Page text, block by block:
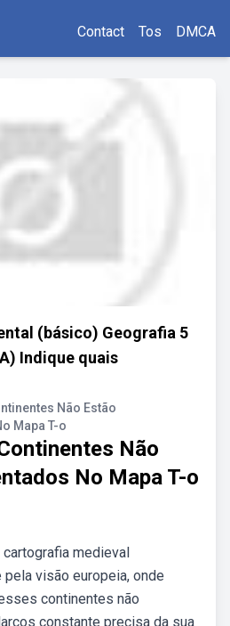
Contact Tos DMCA
(básico) Geografia 5
Indique quais
Não Estão
Mapa T-o
Não
No Mapa T-o
medieval
visão europeia, onde
continentes não
constante precisa da sua